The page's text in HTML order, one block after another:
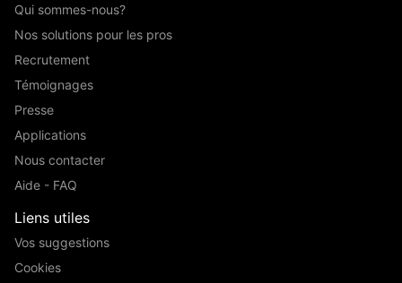
Qui sommes-nous?
Nos solutions pour les pros
Recrutement
Témoignages
Presse
Applications
Nous contacter
Aide - FAQ
Liens utiles
Vos suggestions
Cookies